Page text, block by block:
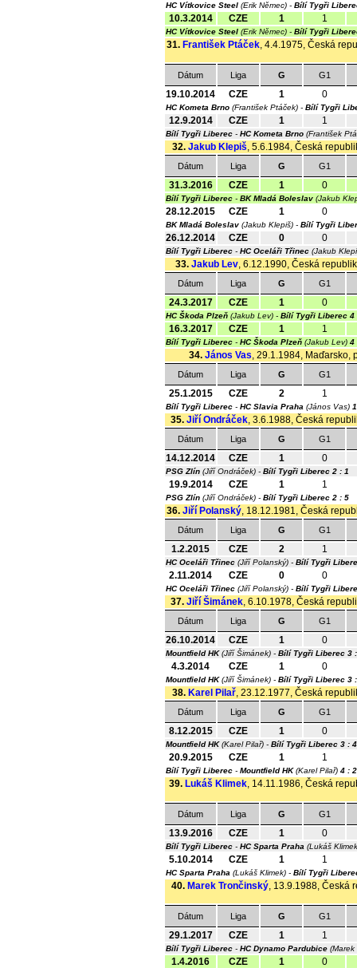
HC Vítkovice Steel (Erik Němec) - Bílí Tygři
10.3.2014 CZE 1 1
HC Vítkovice Steel (Erik Němec) - Bílí Tygři
31. František Ptáček, 4.4.1975, Česká
Dátum Liga G G1
19.10.2014 CZE 1 0
HC Kometa Brno (František Ptáček) - Bílí Tygři
12.9.2014 CZE 1 1
Bílí Tygři Liberec - HC Kometa Brno (František
32. Jakub Klepiš, 5.6.1984, Česká
Dátum Liga G G1
31.3.2016 CZE 1 0
Bílí Tygři Liberec - BK Mladá Boleslav (Jakub
28.12.2015 CZE 1 0
BK Mladá Boleslav (Jakub Klepiš) - Bílí Tygři
26.12.2014 CZE 0 0
Bílí Tygři Liberec - HC Oceláři Třinec (Jakub
33. Jakub Lev, 6.12.1990, Česká
Dátum Liga G G1
24.3.2017 CZE 1 0
HC Škoda Plzeň (Jakub Lev) - Bílí Tygři Liberec 4
16.3.2017 CZE 1 1
Bílí Tygři Liberec - HC Škoda Plzeň (Jakub Lev) 4
34. János Vas, 29.1.1984, Maďarsko,
Dátum Liga G G1
25.1.2015 CZE 2 1
Bílí Tygři Liberec - HC Slavia Praha (János Vas)
35. Jiří Ondráček, 3.6.1988, Česká
Dátum Liga G G1
14.12.2014 CZE 1 0
PSG Zlín (Jiří Ondráček) - Bílí Tygři Liberec 2 : 1
19.9.2014 CZE 1 1
PSG Zlín (Jiří Ondráček) - Bílí Tygři Liberec 2 : 5
36. Jiří Polanský, 18.12.1981, Česká
Dátum Liga G G1
1.2.2015 CZE 2 1
HC Oceláři Třinec (Jiří Polanský) - Bílí Tygři
2.11.2014 CZE 0 0
HC Oceláři Třinec (Jiří Polanský) - Bílí Tygři
37. Jiří Šimánek, 6.10.1978, Česká
Dátum Liga G G1
26.10.2014 CZE 1 0
Mountfield HK(Jiří Šimánek) - Bílí Tygři Liberec 3
4.3.2014 CZE 1 0
Mountfield HK(Jiří Šimánek) - Bílí Tygři Liberec 3
38. Karel Pilař, 23.12.1977, Česká
Dátum Liga G G1
8.12.2015 CZE 1 0
Mountfield HK(Karel Pilař) - Bílí Tygři Liberec 3 :
20.9.2015 CZE 1 1
Bílí Tygři Liberec - Mountfield HK(Karel Pilař) 4 : 2
39. Lukáš Klimek, 14.11.1986, Česká
Dátum Liga G G1
13.9.2016 CZE 1 0
Bílí Tygři Liberec - HC Sparta Praha (Lukáš
5.10.2014 CZE 1 1
HC Sparta Praha (Lukáš Klimek) - Bílí Tygři
40. Marek Trončinský, 13.9.1988, Česká
Dátum Liga G G1
29.1.2017 CZE 1 1
Bílí Tygři Liberec - HC Dynamo Pardubice (Marek
1.4.2016 CZE 1 0